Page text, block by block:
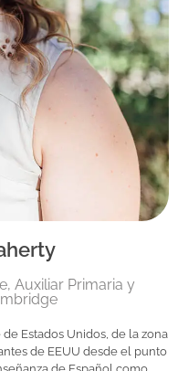
Auxiliar Primaria y
Estados Unidos, de la zona
de EEUU desde el punto